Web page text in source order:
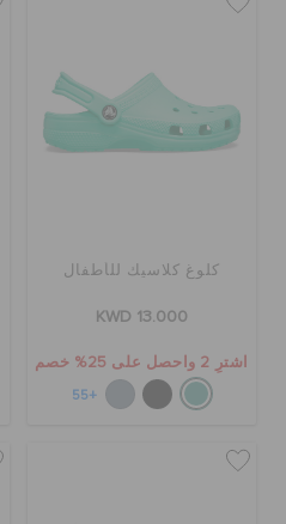
كلوغ كلاسيك للأطفال
KWD 13.000
اشترِ 2 واحصل على 25% خصم
+55